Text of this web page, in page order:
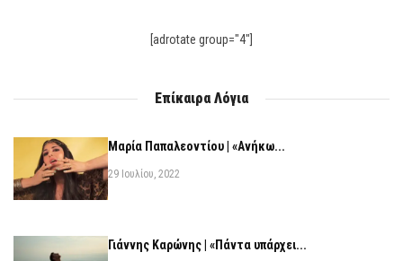
[adrotate group="4"]
Επίκαιρα Λόγια
Μαρία Παπαλεοντίου | «Ανήκω...
29 Ιουλίου, 2022
Γιάννης Καρώνης | «Πάντα υπάρχει...